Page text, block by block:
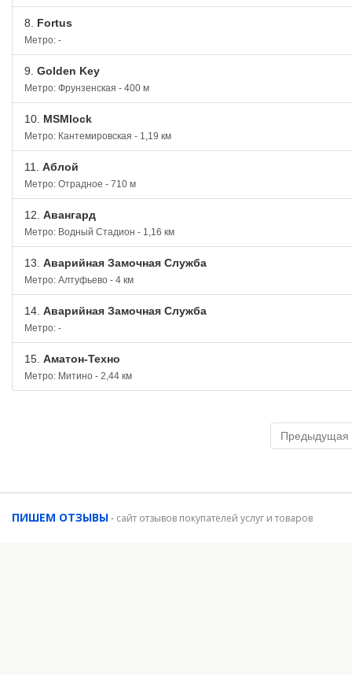
8. Fortus
Метро: -
9. Golden Key
Метро: Фрунзенская - 400 м
10. MSMlock
Метро: Кантемировская - 1,19 км
11. Аблой
Метро: Отрадное - 710 м
12. Авангард
Метро: Водный Стадион - 1,16 км
13. Аварийная Замочная Служба
Метро: Алтуфьево - 4 км
14. Аварийная Замочная Служба
Метро: -
15. Аматон-Техно
Метро: Митино - 2,44 км
Предыдущая
ПИШЕМ ОТЗЫВЫ- сайт отзывов покупателей услуг и товаров